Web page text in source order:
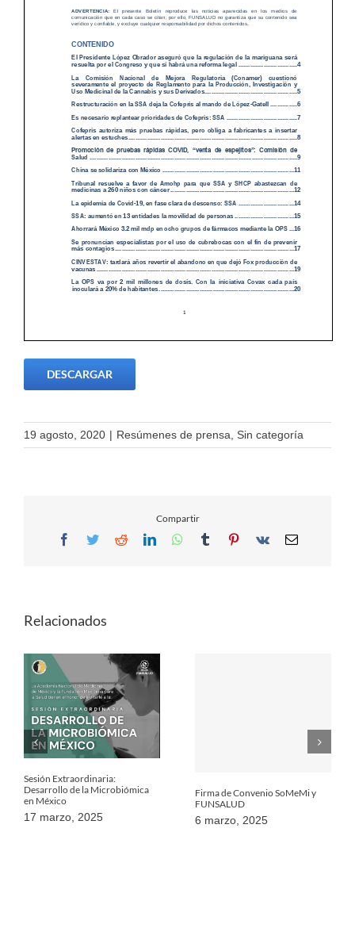
DESCARGAR
19 agosto, 2020 | Resúmenes de prensa, Sin categoría
Compartir
Facebook
TwitterRedditLinkedInWhatsApp
TumblrPinterest
Vk Email
Relacionados
Sesión Extraordinaria:
Desarrollo de la Microbiómica
en México
17 marzo, 2025
Firma de Convenio SoMeMi y
FUNSALUD
6 marzo, 2025